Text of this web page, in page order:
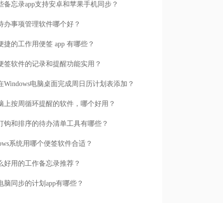
备忘录app支持安卓和苹果手机同步？
办事项管理软件哪个好？
捷的工作用便签 app 有哪些？
签软件的记录和提醒功能实用？
Windows电脑桌面完成周日历计划表添加？
上按周循环提醒的软件，哪个好用？
钩和排序的待办清单工具有哪些？
系统用哪个便签软件合适？
好用的工作备忘录推荐？
脑同步的计划app有哪些？